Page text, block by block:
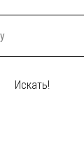
Искать!